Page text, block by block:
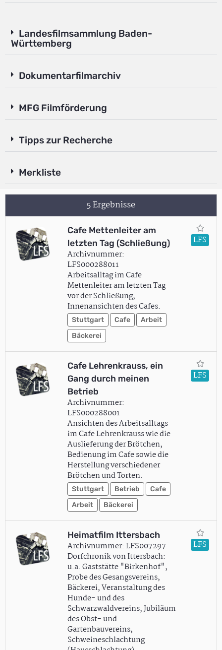
Landesfilmsammlung Baden-
Württemberg
Dokumentarfilmarchiv
MFG Filmförderung
Tipps zur Recherche
Merkliste
5 Ergebnisse
Cafe Mettenleiter am
letzten Tag (Schließung)
Archivnummer:
LFS000288011
Arbeitsalltag im Cafe
Mettenleiter am letzten Tag
vor der Schließung,
Innenansichten des Cafes.
Stuttgart Cafe
Arbeit
Bäckerei
LFS
Cafe Lehrenkrauss, ein
Gang durch meinen
Betrieb
Archivnummer:
LFS000288001
Ansichten des Arbeitsalltags
im Cafe Lehrenkrauss wie die
Auslieferung der Brötchen,
Bedienung im Cafe sowie die
Herstellung verschiedener
Brötchen und Torten.
Stuttgart Betrieb
Cafe
Arbeit
Bäckerei
LFS
Heimatfilm Ittersbach
Archivnummer: LFS007297
Dorfchronik von Ittersbach:
u.a. Gaststätte "Birkenhof",
Probe des Gesangsvereins,
Bäckerei, Veranstaltung des
Hunde- und des
Schwarzwaldvereins, Jubiläum
des Obst- und
Gartenbauvereins,
Schweineschlachtung
LFS